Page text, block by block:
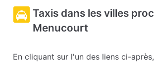
Taxis dans les villes
Menucourt
En cliquant sur l'un des liens ci-